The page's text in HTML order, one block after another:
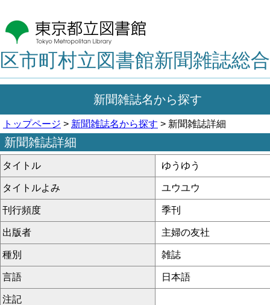
区市町村立図書館新聞雑誌総
新聞雑誌名から探す
トップページ > 新聞雑誌名から探す > 新聞雑誌詳細
新聞雑誌詳細
タイトル ゆうゆう
タイトルよみ ユウユウ
刊行頻度 季刊
出版者 主婦の友社
種別 雑誌
言語 日本語
注記